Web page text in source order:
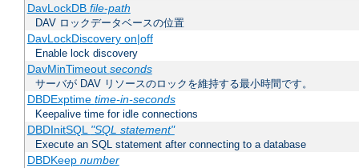
DavLockDB file-path
DAV ロックデータベースの位置
DavLockDiscovery on|off
Enable lock discovery
DavMinTimeout seconds
サーバが DAV リソースのロックを維持する最小時間です。
DBDExptime time-in-seconds
Keepalive time for idle connections
DBDInitSQL "SQL statement"
Execute an SQL statement after connecting to a database
DBDKeep number